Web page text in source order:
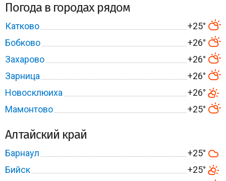
Погода в городах рядом
Катково
+25°
Бобково
+26°
Захарово
+26°
Зарница
+26°
Новосклюиха
+26°
Мамонтово
+25°
Алтайский край
Барнаул
+25°
Бийск
+25°